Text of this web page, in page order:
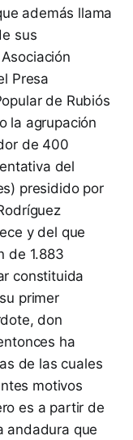
además llama
sus
Presa
de Rubiós
la agrupación
de 400
del
presidido por
y del que
de 1.883
constituida
primer
don
ha
de las cuales
motivos
es a partir de
andadura que